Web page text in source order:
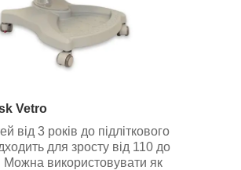
Vetro
від 3 років до підліткового
для зросту від 110 до
Можна використовувати як